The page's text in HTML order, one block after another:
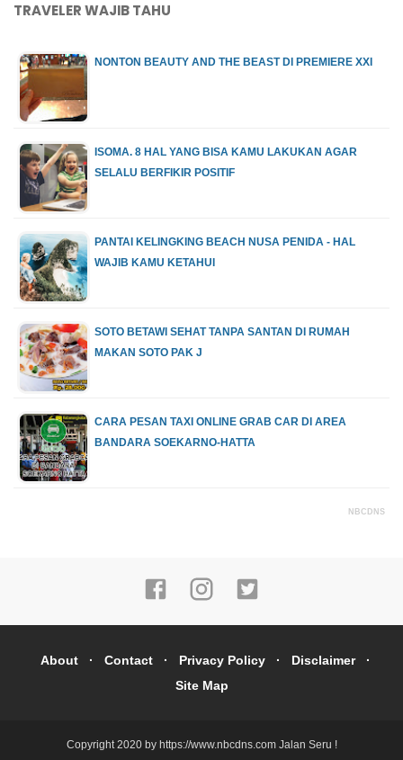
TRAVELER WAJIB TAHU
NONTON BEAUTY AND THE BEAST DI PREMIERE XXI
ISOMA. 8 HAL YANG BISA KAMU LAKUKAN AGAR
SELALU BERFIKIR POSITIF
PANTAI KELINGKING BEACH NUSA PENIDA - HAL
WAJIB KAMU KETAHUI
SOTO BETAWI SEHAT TANPA SANTAN DI RUMAH
MAKAN SOTO PAK J
CARA PESAN TAXI ONLINE GRAB CAR DI AREA
BANDARA SOEKARNO-HATTA
NBCDNS
About Contact Privacy Policy
Disclaimer
Site Map
Copyright 2020 by https://www.nbcdns.com Jalan Seru !